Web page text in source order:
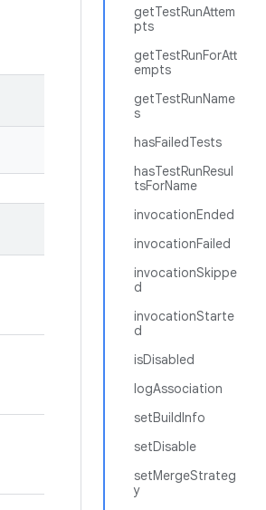
getTestRunAttem
pts
getTestRunForAtt
empts
getTestRunName
s
hasFailedTests
hasTestRunResul
tsForName
invocationEnded
invocationFailed
invocationSkippe
d
invocationStarte
d
isDisabled
logAssociation
setBuildInfo
setDisable
setMergeStrateg
y